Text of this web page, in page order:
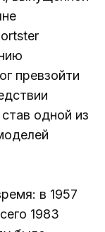
превзойти
одной из
в 1957
1983